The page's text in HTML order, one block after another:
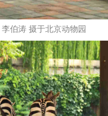
李伯涛 摄于北京动物园